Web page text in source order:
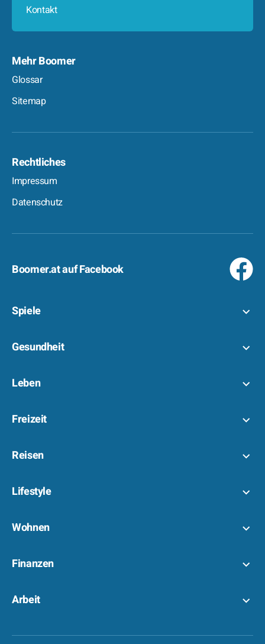
Kontakt
Mehr Boomer
Glossar
Sitemap
Rechtliches
Impressum
Datenschutz
Boomer.at auf Facebook
Spiele
Gesundheit
Leben
Freizeit
Reisen
Lifestyle
Wohnen
Finanzen
Arbeit